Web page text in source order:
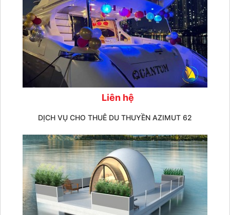
Liên hệ
DỊCH VỤ CHO THUÊ DU THUYỀN AZIMUT 62